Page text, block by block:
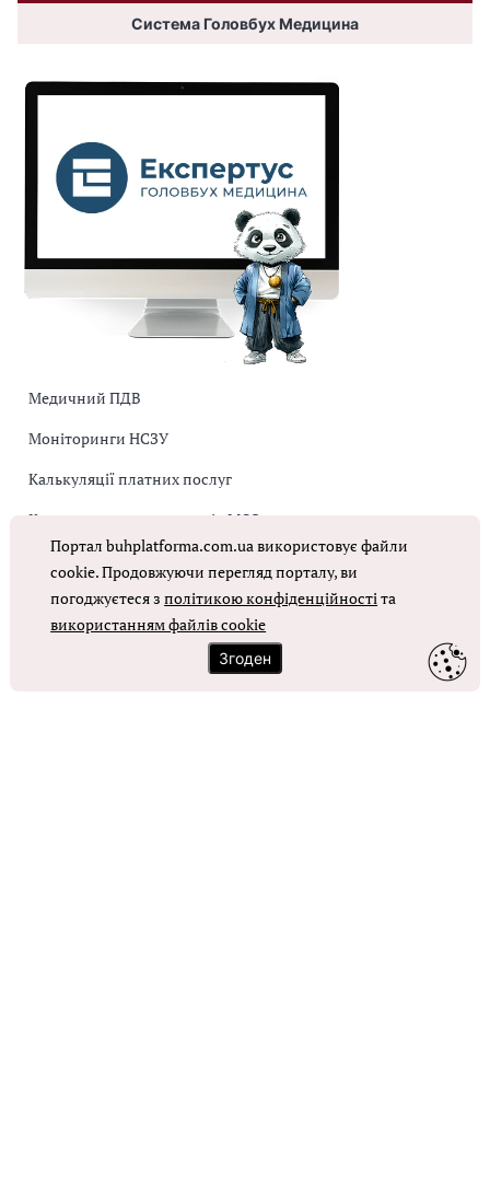
Система Головбух Медицина
Медичний ПДВ
Моніторинги НСЗУ
Калькуляції платних послуг
Коригувальна накладна від МОЗ
Оплата праці в КНП
ОТРИМАТИ ДОСТУП
Портал buhplatforma.com.ua використовує файли
cookie. Продовжуючи перегляд порталу, ви
погоджуєтеся зполітикою конфіденційностіта
використанням файлів cookie
Згоден